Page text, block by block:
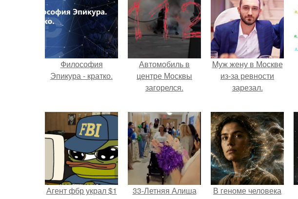
Философия
Эпикура - кратко.
Автомобиль в
центре Москвы
загорелся.
Mуж жену в Москве
из-за ревности
зарезал.
Агент фбр украл $1
33-Летняя Алиша
В геноме человека